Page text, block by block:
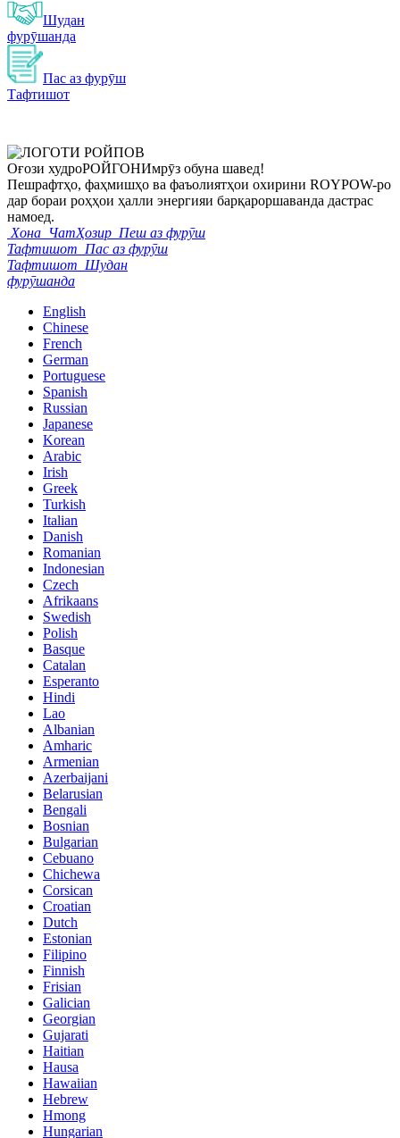
Шудан
фурӯшанда
Пас аз фурӯш
Тафтишот
Оғози худроРОЙГОНИмрӯз обуна шавед!
Пешрафтҳо, фаҳмишҳо ва фаъолиятҳои охирини ROYPOW-ро
дар бораи роҳҳои ҳалли энергияи барқароршаванда дастрас
намоед.
Хона ЧатҲозир Пеш аз фурӯш
Тафтишот Пас аз фурӯш
Тафтишот Шудан
фурӯшанда
English
Chinese
French
German
Portuguese
Spanish
Russian
Japanese
Korean
Arabic
Irish
Greek
Turkish
Italian
Danish
Romanian
Indonesian
Czech
Afrikaans
Swedish
Polish
Basque
Catalan
Esperanto
Hindi
Lao
Albanian
Amharic
Armenian
Azerbaijani
Belarusian
Bengali
Bosnian
Bulgarian
Cebuano
Chichewa
Corsican
Croatian
Dutch
Estonian
Filipino
Finnish
Frisian
Galician
Georgian
Gujarati
Haitian
Hausa
Hawaiian
Hebrew
Hmong
Hungarian